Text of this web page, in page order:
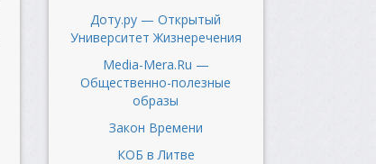
Доту.ру — Открытый
Университет Жизнеречения
Media-Mera.Ru —
Общественно-полезные
образы
Закон Времени
КОБ в Литве